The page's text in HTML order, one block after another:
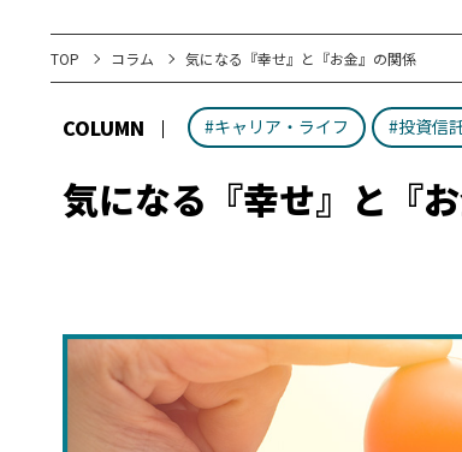
TOP コラム 気になる『幸せ』と『お金』の関係
COLUMN #キャリア・ライフ #投資信
気になる『幸せ』と『